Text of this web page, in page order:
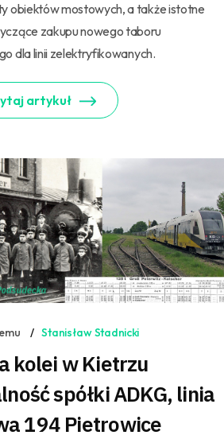
obiektów mostowych, a także istotne
zakupu nowego taboru
dla linii zelektryfikowanych.
artykuł
Stanisław Stadnicki
kolei w Kietrzu
spółki ADKG, linia
194 Pietrowice